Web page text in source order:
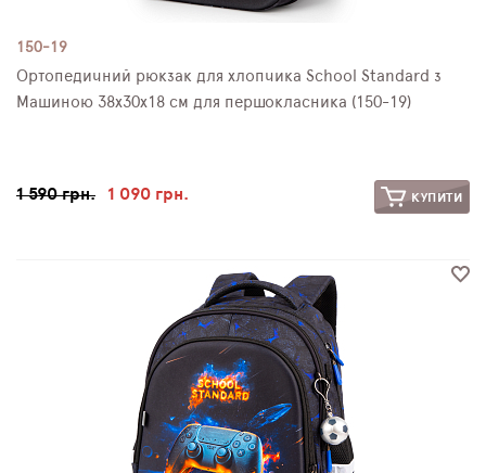
150-19
Ортопедичний рюкзак для хлопчика School Standard з
Машиною 38х30х18 см для першокласника (150-19)
1 590 грн. 1 090 грн. КУПИТИ